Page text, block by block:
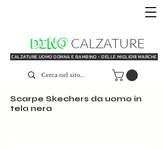
DINO
CALZATURE UOMO DONNA E BAMBINO - DELLE MIGLIORI MARCHE
CALZATURE
Scarpe Skechers da uomo in
tela nera